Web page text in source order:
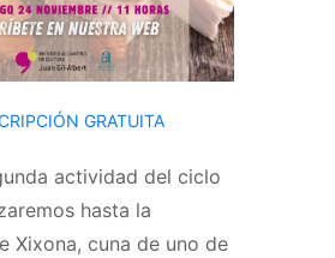
GRATUITA
actividad del ciclo
hasta la
Xixona, cuna de uno de